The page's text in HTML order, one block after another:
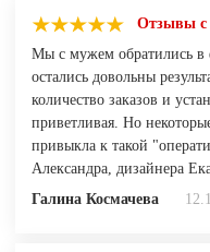
Отзывы с
Мы с мужем обратились в
остались довольны
количество заказов и
приветливая. Но
привыкла к такой
Александра, дизайнера
Галина Космачева